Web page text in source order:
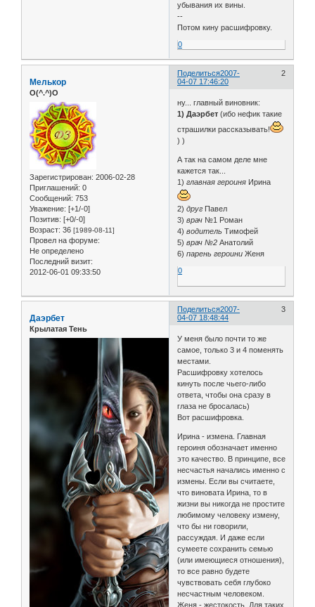
убывания их вины.
--
Потом кину расшифровку.
0
Поделиться 2
2007-
04-07 17:46:20
Мелькор
O(^.^)O
Зарегистрирован: 2006-02-28
Приглашений: 0
Сообщений: 753
Уважение: [+1/-0]
Позитив: [+0/-0]
Возраст: 36 [1989-08-11]
Провел на форуме:
Не определено
Последний визит:
2012-06-01 09:33:50
ну... главный виновник:
1) Даэрбет (ибо нефик такие
страшилки рассказывать!
) )
А так на самом деле мне
кажется так...
1)главная героиня Ирина
2)друг Павел
3)врач №1 Роман
4)водитель Тимофей
5)врач №2 Анатолий
6)парень героини Женя
0
Поделиться 3
2007-
04-07 18:48:44
Даэрбет
Крылатая Тень
У меня было почти то же
самое, только 3 и 4 поменять
местами.
Расшифровку хотелось
кинуть после чьего-либо
ответа, чтобы она сразу в
глаза не бросалась)
Вот расшифровка.
Ирина - измена. Главная
героиня обозначает именно
это качество. В принципе, все
несчастья начались именно с
измены. Если вы считаете,
что виновата Ирина, то в
жизни вы никогда не простите
любимому человеку измену,
что бы ни говорили,
рассуждая. И даже если
сумеете сохранить семью
(или имеющиеся отношения),
то все равно будете
чувствовать себя глубоко
несчастным человеком.
Женя - жестокость. Для таких